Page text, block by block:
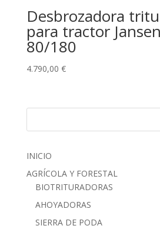
Desbrozadora
para tractor
80/180
4.790,00 €
INICIO
AGRÍCOLA Y FORESTAL
BIOTRITURADORAS
AHOYADORAS
SIERRA DE PODA